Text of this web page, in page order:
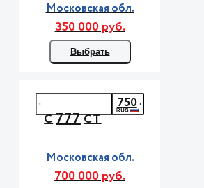
Московская обл.
350 000 руб.
Выбрать
С777СТ
750
Московская обл.
700 000 руб.